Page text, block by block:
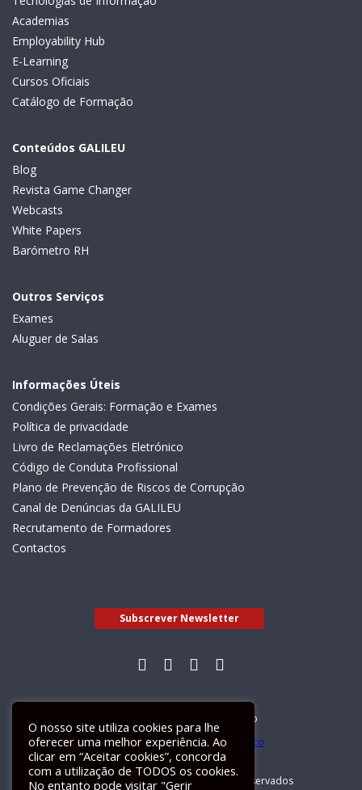
Academias
Employability Hub
E-Learning
Cursos Oficiais
Catálogo de Formação
Conteúdos GALILEU
Blog
Revista Game Changer
Webcasts
White Papers
Barómetro RH
Outros Serviços
Exames
Aluguer de Salas
Informações Úteis
Condições Gerais: Formação e Exames
Política de privacidade
Livro de Reclamações Eletrónico
Código de Conduta Profissional
Plano de Prevenção de Riscos de Corrupção
Canal de Denúncias da GALILEU
Recrutamento de Formadores
Contactos
Subscrever Newsletter
Livro de Reclamações Electrónico
GALILEU 2026 © Todos os direitos reservados
O nosso site utiliza cookies para lhe
oferecer uma melhor experiência. Ao
clicar em “Aceitar cookies”, concorda
com a utilização de TODOS os cookies.
No entanto pode visitar "Gerir